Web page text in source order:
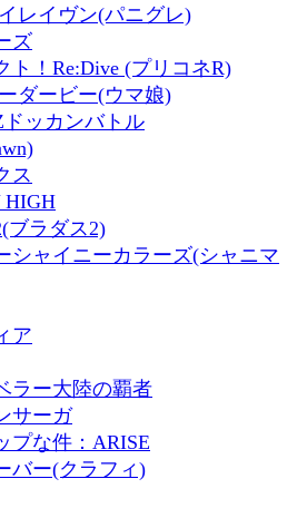
レイヴン(パニグレ)
ズ
ト！Re:Dive (プリコネR)
ダービー(ウマ娘)
ドッカンバトル
ス
HIGH
ブラダス2)
シャイニーカラーズ(シャニマ
ア
ラー大陸の覇者
サーガ
プな件：ARISE
バー(クラフィ)